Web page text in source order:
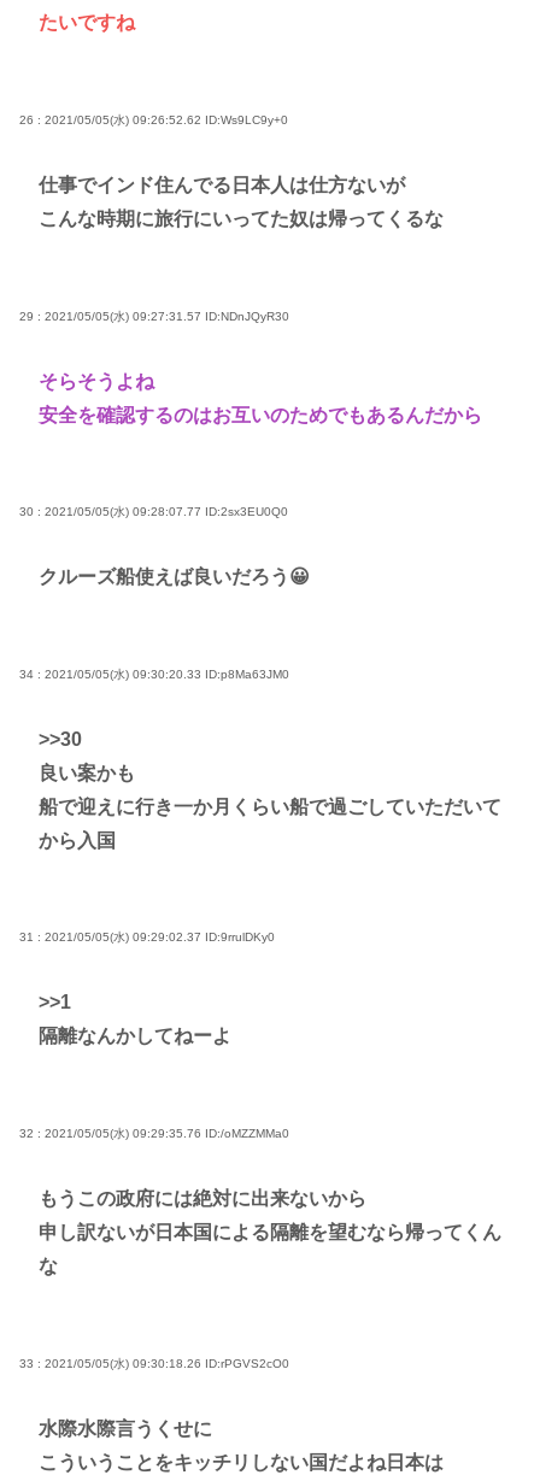
たいですね
26 : 2021/05/05(水) 09:26:52.62 ID:Ws9LC9y+0
仕事でインド住んでる日本人は仕方ないが
こんな時期に旅行にいってた奴は帰ってくるな
29 : 2021/05/05(水) 09:27:31.57 ID:NDnJQyR30
そらそうよね
安全を確認するのはお互いのためでもあるんだから
30 : 2021/05/05(水) 09:28:07.77 ID:2sx3EU0Q0
クルーズ船使えば良いだろう😀
34 : 2021/05/05(水) 09:30:20.33 ID:p8Ma63JM0
>>30
良い案かも
船で迎えに行き一か月くらい船で過ごしていただいて
から入国
31 : 2021/05/05(水) 09:29:02.37 ID:9rrulDKy0
>>1
隔離なんかしてねーよ
32 : 2021/05/05(水) 09:29:35.76 ID:/oMZZMMa0
もうこの政府には絶対に出来ないから
申し訳ないが日本国による隔離を望むなら帰ってくん
な
33 : 2021/05/05(水) 09:30:18.26 ID:rPGVS2cO0
水際水際言うくせに
こういうことをキッチリしない国だよね日本は